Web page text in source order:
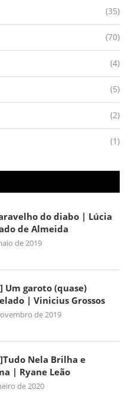
(35)
(70)
(4)
(5)
(2)
(1)
do diabo | Lúcia
de Almeida
de 2019
Um garoto (quase)
| Vinicius Grossos
de 2019
Nela Brilha e
| Ryane Leão
de 2020